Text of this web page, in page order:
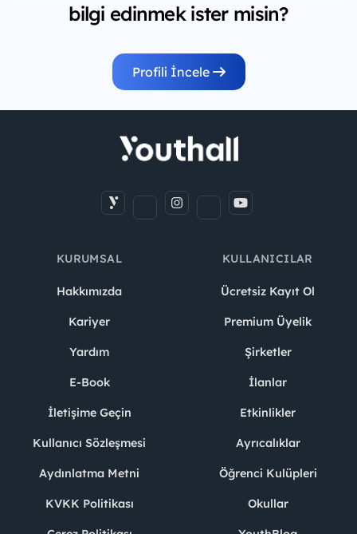
bilgi edinmek ister misin?
Profili İncele
KURUMSAL
Hakkımızda
Kariyer
Yardım
E-Book
İletişime Geçin
Kullanıcı Sözleşmesi
Aydınlatma Metni
KVKK Politikası
KULLANICILAR
Ücretsiz Kayıt Ol
Premium Üyelik
Şirketler
İlanlar
Etkinlikler
Ayrıcalıklar
Öğrenci Kulüpleri
Okullar